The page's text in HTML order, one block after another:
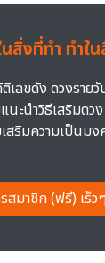
สิ่งที่ทำ ทำใ
เลขดัง ดวงราย
นะนำวิธีเสริมดวง
สริมความเป็นม
สมาชิก (ฟรี) เร็ว